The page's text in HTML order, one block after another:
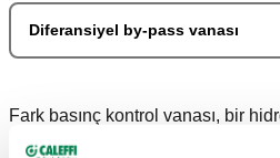
Diferansiyel by-pass vanası
Fark basınç kontrol vanası, bir
arasındaki basınç farkını